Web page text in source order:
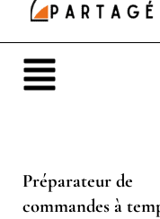
Main
Menu
Préparateur de
commandes à